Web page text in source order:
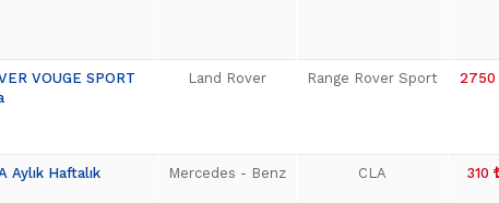
VOUGE SPORT
Land Rover Range Rover Sport 2750
Aylık Haftalık Mercedes - Benz CLA 310